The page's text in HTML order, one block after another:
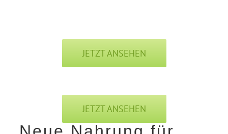
JETZT ANSEHEN
JETZT ANSEHEN